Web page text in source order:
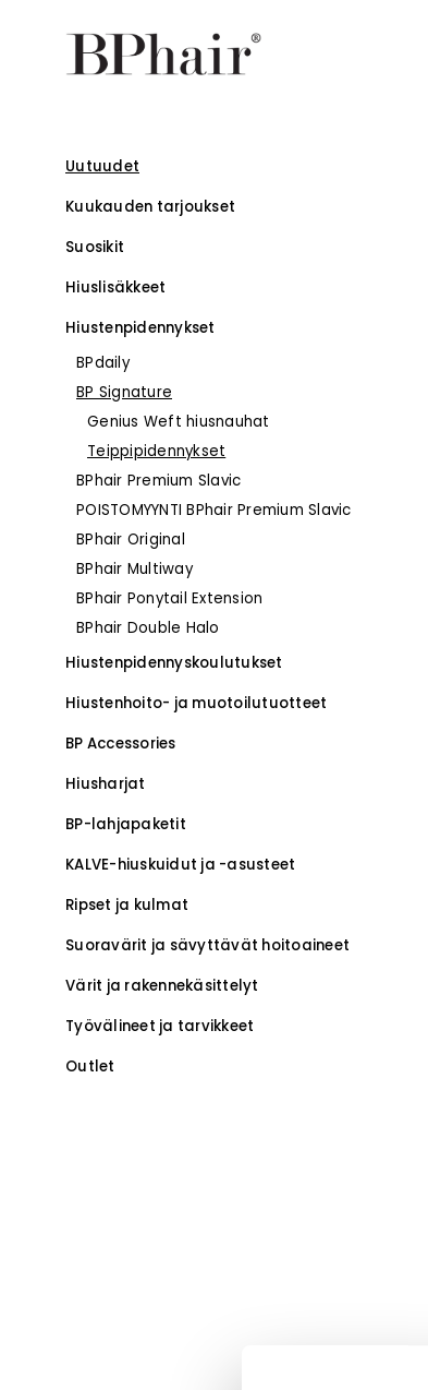
Uutuudet
Kuukauden tarjoukset
Suosikit
Hiuslisäkkeet
Hiustenpidennykset
BPdaily
BP Signature
–
Genius Weft hiusnauhat
–
Teippipidennykset
–
BPhair Premium Slavic
POISTOMYYNTI BPhair Premium Slavic
–
BPhair Original
BPhair Multiway
BPhair Ponytail Extension
BPhair Double Halo
Hiustenpidennys­koulutukset
–
Hiustenhoito- ja muotoilutuotteet
BP Accessories
Hiusharjat
BP-lahjapaketit
KALVE-hiuskuidut ja -asusteet
Ripset ja kulmat
Suoravärit ja sävyttävät hoitoaineet
Värit ja rakennekäsittelyt
Työvälineet ja tarvikkeet
Outlet